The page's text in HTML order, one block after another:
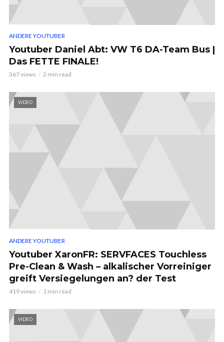
ANDERE YOUTUBER
Youtuber Daniel Abt: VW T6 DA-Team Bus |
Das FETTE FINALE!
367 views 2 min read
VIDEO
ANDERE YOUTUBER
Youtuber XaronFR: SERVFACES Touchless
Pre-Clean & Wash – alkalischer Vorreiniger
greift Versiegelungen an? der Test
419 views 1 min read
VIDEO